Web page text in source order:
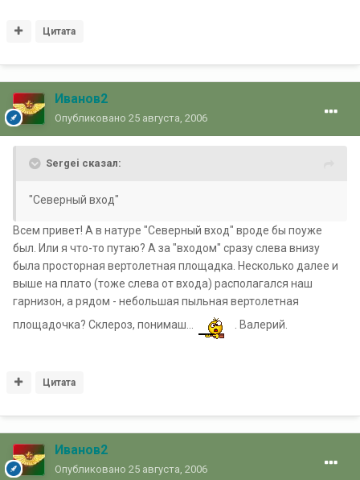
Цитата
Иванов2
Опубликовано 25 августа, 2006
Sergei сказал:
"Северный вход"
Всем привет! А в натуре "Северный вход" вроде бы поуже
был. Или я что-то путаю? А за "входом" сразу слева внизу
была просторная вертолетная площадка. Несколько далее и
выше на плато (тоже слева от входа) располагался наш
гарнизон, а рядом - небольшая пыльная вертолетная
площадочка? Склероз, понимаш...
. Валерий.
Цитата
Иванов2
Опубликовано 25 августа, 2006